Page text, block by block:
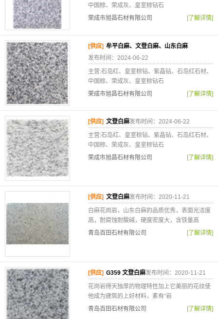
中国棕、荣成灰、皇室棕钻石
荣成市旭昌石材有限公司
[了解详情]
[供应] 牟平白麻、文登白麻、山东白麻
发布时间：2024-06-22
主营:石岛红、皇室棕钻、紫晶钻、石岛红石材、
中国棕、荣成灰、皇室棕钻石
荣成市旭昌石材有限公司
[了解详情]
[供应] 文登白麻发布时间：2024-06-22
主营:石岛红、皇室棕钻、紫晶钻、石岛红石材、
中国棕、荣成灰、皇室棕钻石
荣成市旭昌石材有限公司
[了解详情]
[供应] 文登白麻发布时间：2020-11-21
白麻花岗岩，山东白麻的品质优秀，表面光洁度
高，耐腐蚀耐酸碱，硬度密度大，含铁量高
青岛百田石材有限公司
[了解详情]
[供应] G359 文登白麻发布时间：2020-11-21
花岗岩得天独厚的物理特性加上它美丽的花纹使
他成为建筑的上好材料，素有“岩
青岛百田石材有限公司
[了解详情]